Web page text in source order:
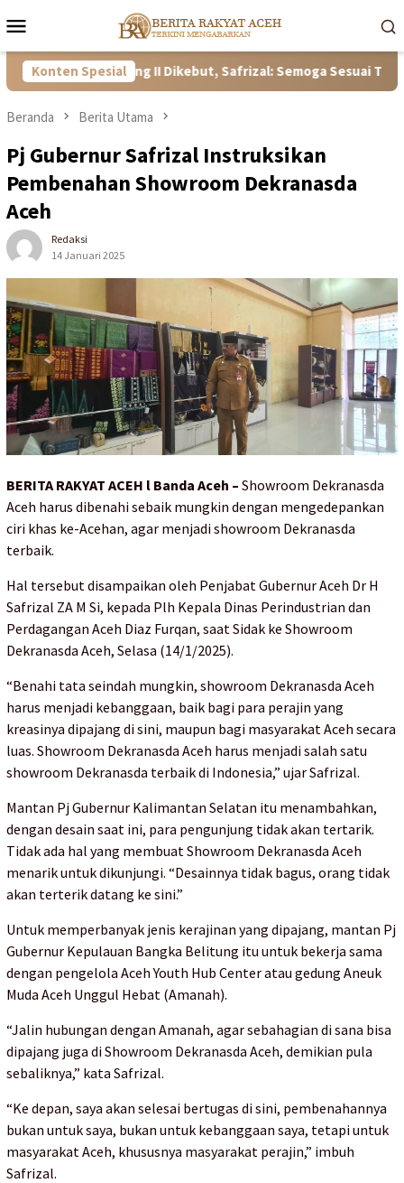
ke
Mobile
Konten Spesial
Pante Lhong II Dikebut, Safrizal: Semoga Sesuai Target
Beranda Berita Utama
Pj Gubernur Safrizal Instruksikan
Pembenahan Showroom Dekranasda
Aceh
Redaksi
14 Januari 2025
BERITA RAKYAT ACEH l Banda Aceh – Showroom Dekranasda
Aceh harus dibenahi sebaik mungkin dengan mengedepankan
ciri khas ke-Acehan, agar menjadi showroom Dekranasda
terbaik.
Hal tersebut disampaikan oleh Penjabat Gubernur Aceh Dr H
Safrizal ZA M Si, kepada Plh Kepala Dinas Perindustrian dan
Perdagangan Aceh Diaz Furqan, saat Sidak ke Showroom
Dekranasda Aceh, Selasa (14/1/2025).
“Benahi tata seindah mungkin, showroom Dekranasda Aceh
harus menjadi kebanggaan, baik bagi para perajin yang
kreasinya dipajang di sini, maupun bagi masyarakat Aceh secara
luas. Showroom Dekranasda Aceh harus menjadi salah satu
showroom Dekranasda terbaik di Indonesia,” ujar Safrizal.
Mantan Pj Gubernur Kalimantan Selatan itu menambahkan,
dengan desain saat ini, para pengunjung tidak akan tertarik.
Tidak ada hal yang membuat Showroom Dekranasda Aceh
menarik untuk dikunjungi. “Desainnya tidak bagus, orang tidak
akan terterik datang ke sini.”
Untuk memperbanyak jenis kerajinan yang dipajang, mantan Pj
Gubernur Kepulauan Bangka Belitung itu untuk bekerja sama
dengan pengelola Aceh Youth Hub Center atau gedung Aneuk
Muda Aceh Unggul Hebat (Amanah).
“Jalin hubungan dengan Amanah, agar sebahagian di sana bisa
dipajang juga di Showroom Dekranasda Aceh, demikian pula
sebaliknya,” kata Safrizal.
“Ke depan, saya akan selesai bertugas di sini, pembenahannya
bukan untuk saya, bukan untuk kebanggaan saya, tetapi untuk
masyarakat Aceh, khususnya masyarakat perajin,” imbuh
Safrizal.